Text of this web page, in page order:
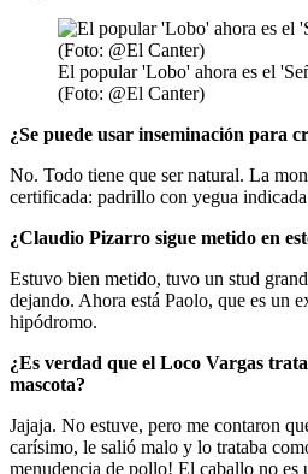
El popular 'Lobo' ahora es el
(Foto: @El Canter)
¿Se puede usar inseminación para
No. Todo tiene que ser natural. La
certificada: padrillo con yegua
¿Claudio Pizarro sigue metido en
Estuvo bien metido, tuvo un stud
dejando. Ahora está Paolo, que es un
hipódromo.
¿Es verdad que el Loco Vargas
mascota?
Jajaja. No estuve, pero me contaron
carísimo, le salió malo y lo trataba
menudencia de pollo! El caballo no es